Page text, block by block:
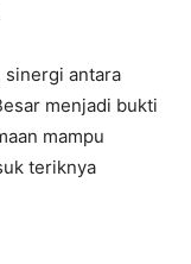
sinergi antara
menjadi bukti
mampu
teriknya